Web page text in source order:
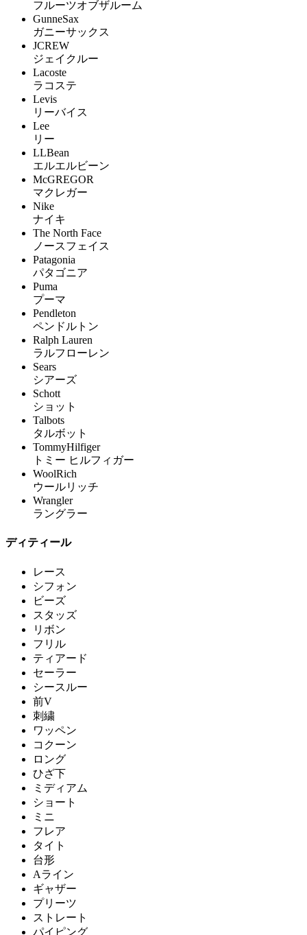
フルーツオブザルーム
GunneSax
ガニーサックス
JCREW
ジェイクルー
Lacoste
ラコステ
Levis
リーバイス
Lee
リー
LLBean
エルエルビーン
McGREGOR
マクレガー
Nike
ナイキ
The North Face
ノースフェイス
Patagonia
パタゴニア
Puma
プーマ
Pendleton
ペンドルトン
Ralph Lauren
ラルフローレン
Sears
シアーズ
Schott
ショット
Talbots
タルボット
TommyHilfiger
トミー ヒルフィガー
WoolRich
ウールリッチ
Wrangler
ラングラー
ディティール
レース
シフォン
ビーズ
スタッズ
リボン
フリル
ティアード
セーラー
シースルー
前V
刺繍
ワッペン
コクーン
ロング
ひざ下
ミディアム
ショート
ミニ
フレア
タイト
台形
Aライン
ギャザー
プリーツ
ストレート
パイピング